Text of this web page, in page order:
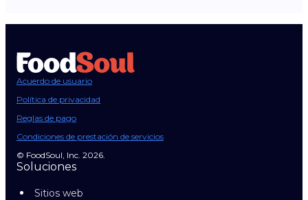
Acuerdo de usuario
Política de privacidad
Reglas de pago
Condiciones de prestación de servicios
© FoodSoul, Inc. 2026.
Soluciones
Sitios web